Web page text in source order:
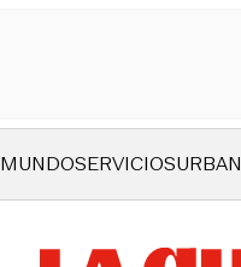
MUNDOSERVICIOS